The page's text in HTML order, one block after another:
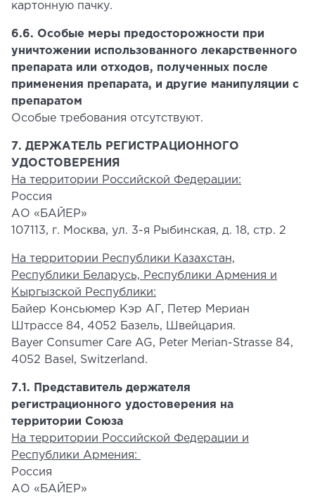
картонную пачку.
6.6. Особые меры предосторожности при
уничтожении использованного лекарственного
препарата или отходов, полученных после
применения препарата, и другие манипуляции с
препаратом
Особые требования отсутствуют.
7. ДЕРЖАТЕЛЬ РЕГИСТРАЦИОННОГО
УДОСТОВЕРЕНИЯ
На территории Российской Федерации:
Россия
АО «БАЙЕР»
107113, г. Москва, ул. 3-я Рыбинская, д. 18, стр. 2
На территории Республики Казахстан,
Республики Беларусь, Республики Армения и
Кыргызской Республики:
Байер Консьюмер Кэр АГ, Петер Мериан
Штрассе 84, 4052 Базель, Швейцария.
Bayer Consumer Care AG, Peter Merian-Strasse 84,
4052 Basel, Switzerland.
7.1. Представитель держателя
регистрационного удостоверения на
территории Союза
На территории Российской Федерации и
Республики Армения:
Россия
АО «БАЙЕР»